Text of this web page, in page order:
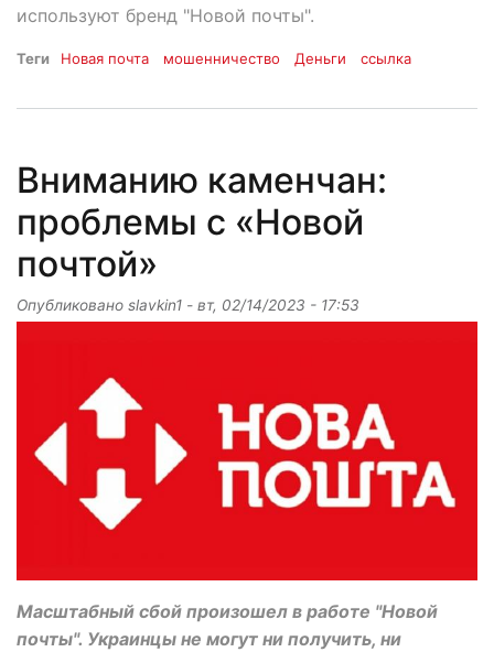
используют бренд "Новой почты".
Теги Новая почта мошенничество Деньги ссылка
Вниманию каменчан:
проблемы с «Новой
почтой»
Опубликовано slavkin1 - вт, 02/14/2023 - 17:53
Масштабный сбой произошел в работе "Новой
почты". Украинцы не могут ни получить, ни